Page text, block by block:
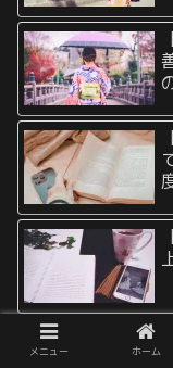
メニュー ホーム